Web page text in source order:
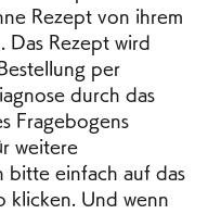
Rezept von ihrem
Das Rezept wird
per
durch das
Fragebogens
weitere
bitte einfach auf das
klicken. Und wenn